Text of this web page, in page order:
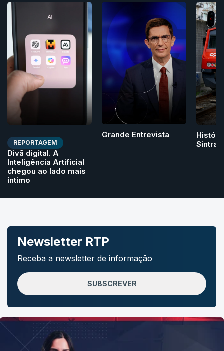
REPORTAGEM
Divã digital. A
Inteligência Artificial
chegou ao lado mais
íntimo
Grande Entrevista
Sintra
Newsletter RTP
Receba a newsletter de informação
SUBSCREVER